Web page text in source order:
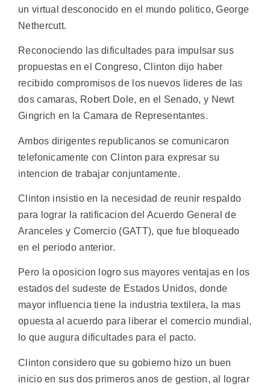
un virtual desconocido en el mundo politico, George
Nethercutt.
Reconociendo las dificultades para impulsar sus
propuestas en el Congreso, Clinton dijo haber
recibido compromisos de los nuevos lideres de las
dos camaras, Robert Dole, en el Senado, y Newt
Gingrich en la Camara de Representantes.
Ambos dirigentes republicanos se comunicaron
telefonicamente con Clinton para expresar su
intencion de trabajar conjuntamente.
Clinton insistio en la necesidad de reunir respaldo
para lograr la ratificacion del Acuerdo General de
Aranceles y Comercio (GATT), que fue bloqueado
en el periodo anterior.
Pero la oposicion logro sus mayores ventajas en los
estados del sudeste de Estados Unidos, donde
mayor influencia tiene la industria textilera, la mas
opuesta al acuerdo para liberar el comercio mundial,
lo que augura dificultades para el pacto.
Clinton considero que su gobierno hizo un buen
inicio en sus dos primeros anos de gestion, al lograr